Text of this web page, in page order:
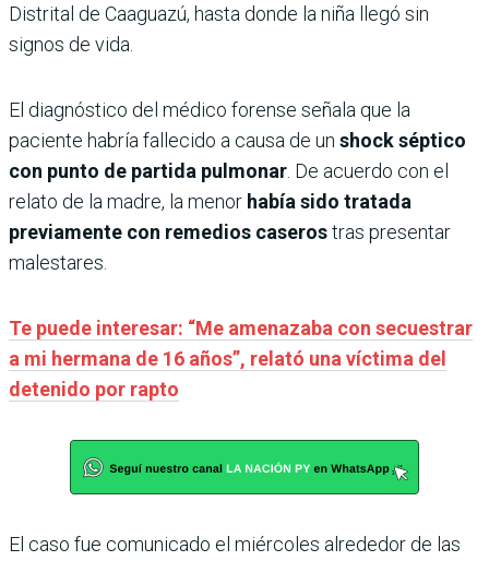
Distrital de Caaguazú, hasta donde la niña llegó sin
signos de vida.
El diagnóstico del médico forense señala que la
paciente habría fallecido a causa de un shock séptico
con punto de partida pulmonar . De acuerdo con el
relato de la madre, la menor había sido tratada
previamente con remedios caserostras presentar
malestares.
Te puede interesar: “Me amenazaba con secuestrar
a mi hermana de 16 años”, relató una víctima del
detenido por rapto
El caso fue comunicado el miércoles alrededor de las